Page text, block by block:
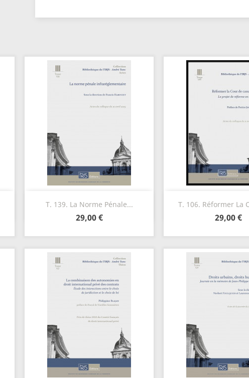
T. 139. La Norme Pénale...
29,00 €
 Aperçu rapide T. 106. Réformer La
29,00 €
Aperçu